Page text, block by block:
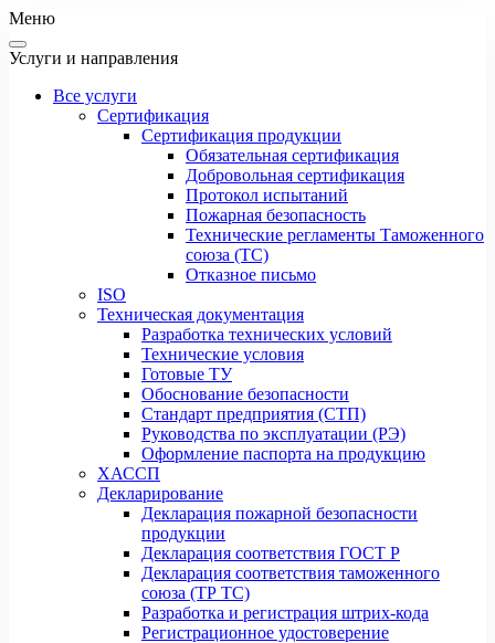
Меню
Услуги и направления
Все услуги
Сертификация
Сертификация продукции
Обязательная сертификация
Добровольная сертификация
Протокол испытаний
Пожарная безопасность
Технические регламенты Таможенного
союза (ТС)
Отказное письмо
ISO
Техническая документация
Разработка технических условий
Технические условия
Готовые ТУ
Обоснование безопасности
Стандарт предприятия (СТП)
Руководства по эксплуатации (РЭ)
Оформление паспорта на продукцию
ХАССП
Декларирование
Декларация пожарной безопасности
продукции
Декларация соответствия ГОСТ Р
Декларация соответствия таможенного
союза (ТР ТС)
Разработка и регистрация штрих-кода
Регистрационное удостоверение